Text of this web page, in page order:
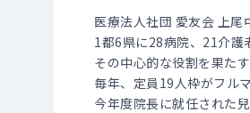
医療法人社団 愛友会 上尾
1都6県に28病院、21介護
その中心的な役割を果たす
毎年、定員19人枠がフル
今年度院長に就任された